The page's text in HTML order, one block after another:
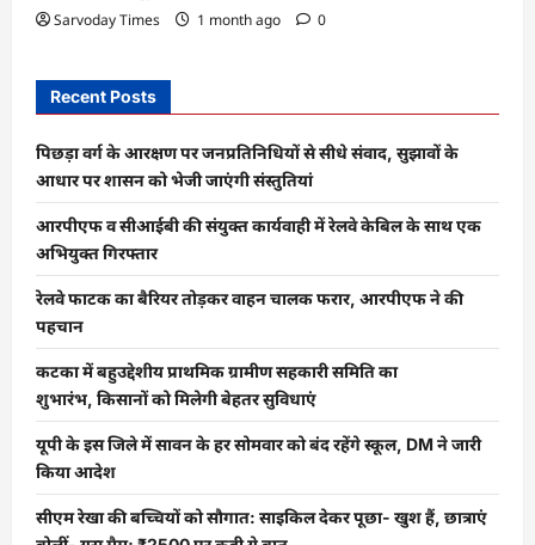
Sarvoday Times 1 month ago 0
Recent Posts
पिछड़ा वर्ग के आरक्षण पर जनप्रतिनिधियों से सीधे संवाद, सुझावों के
आधार पर शासन को भेजी जाएंगी संस्तुतियां
आरपीएफ व सीआईबी की संयुक्त कार्यवाही में रेलवे केबिल के साथ एक
अभियुक्त गिरफ्तार
रेलवे फाटक का बैरियर तोड़कर वाहन चालक फरार, आरपीएफ ने की
पहचान
कटका में बहुउद्देशीय प्राथमिक ग्रामीण सहकारी समिति का
शुभारंभ, किसानों को मिलेगी बेहतर सुविधाएं
यूपी के इस जिले में सावन के हर सोमवार को बंद रहेंगे स्कूल, DM ने जारी
किया आदेश
सीएम रेखा की बच्चियों को सौगात: साइकिल देकर पूछा- खुश हैं, छात्राएं